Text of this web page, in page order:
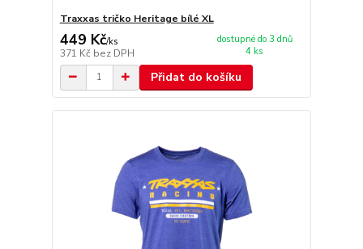
Traxxas tričko Heritage bílé XL
449 Kč/ks
371 Kč bez DPH
dostupné do 3 dnů
4 ks
Přidat do košíku